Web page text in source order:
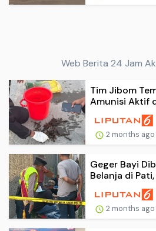
Web Berita 24 Jam
Tim Jibom
Amunisi Aktif
2 months ago
Geger Bayi
Belanja di
2 months ago